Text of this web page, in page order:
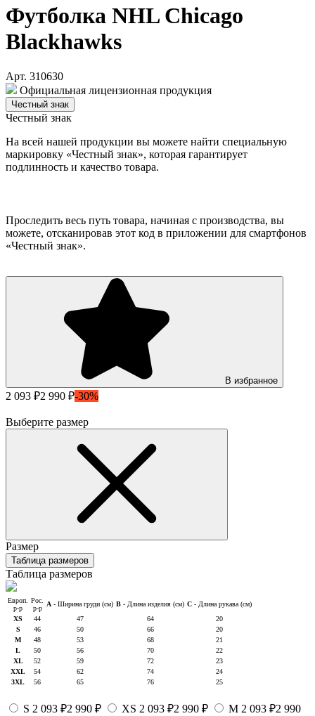
Футболка NHL Chicago
Blackhawks
Арт. 310630
Официальная лицензионная продукция
Честный знак
Честный знак
На всей нашей продукции вы можете найти специальную
маркировку «Честный знак», которая гарантирует
подлинность и качество товара.
Проследить весь путь товара, начиная с производства, вы
можете, отсканировав этот код в приложении для смартфонов
«Честный знак».
В избранное
2 093 ₽2 990 ₽-30%
Выберите размер
Размер
Таблица размеров
Таблица размеров
Европ.
р-р
Рос.
р-р
A - Ширина груди (см) B - Длина изделия (см) C - Длина рукава (см)
XS
44 47 64
20
S
46 50 66
20
M
48 53 68
21
L
50 56 70
22
XL
52 59 72
23
XXL
54 62 74
24
3XL
56 65 76 25
S 2 093 ₽2 990 ₽ XS 2 093 ₽2 990 ₽ M 2 093 ₽2 990